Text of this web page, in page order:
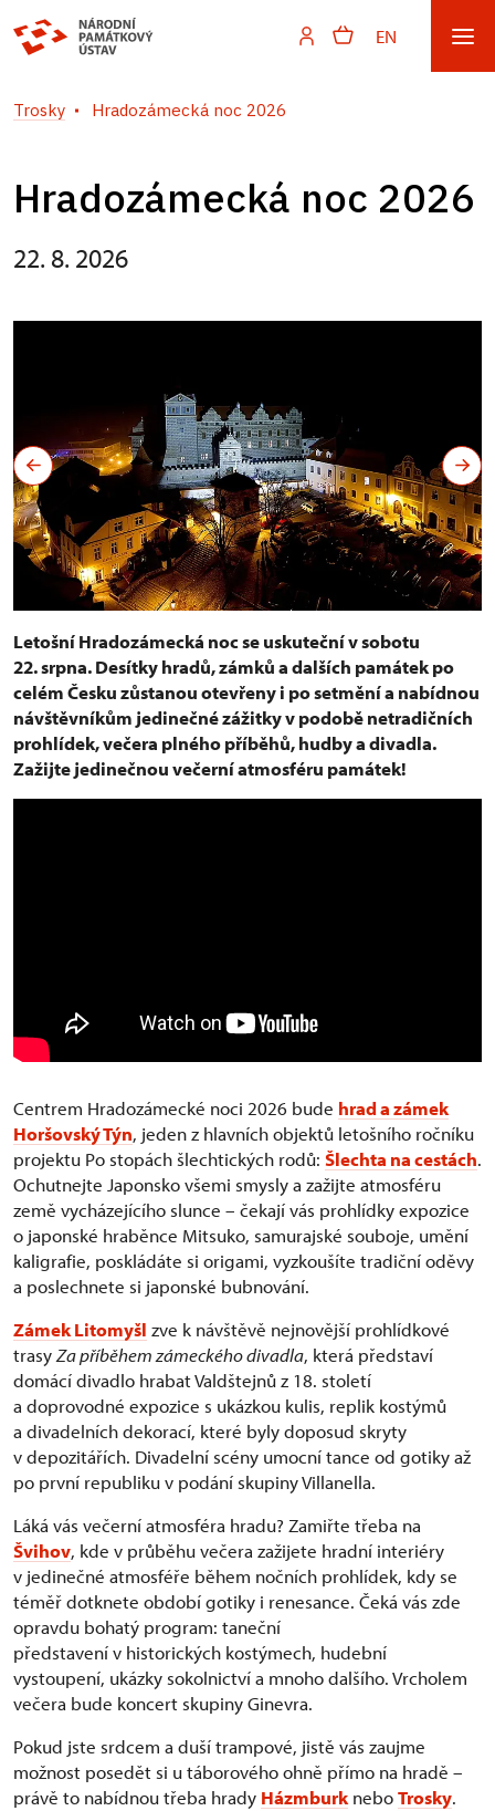
EN
Trosky Hradozámecká noc 2026
Hradozámecká noc 2026
22. 8. 2026
Letošní Hradozámecká noc se uskuteční v sobotu
22. srpna. Desítky hradů, zámků a dalších památek po
celém Česku zůstanou otevřeny i po setmění a nabídnou
návštěvníkům jedinečné zážitky v podobě netradičních
prohlídek, večera plného příběhů, hudby a divadla.
Zažijte jedinečnou večerní atmosféru památek!
Centrem Hradozámecké noci 2026 bude hrad a zámek
Horšovský Týn, jeden z hlavních objektů letošního ročníku
projektu Po stopách šlechtických rodů: Šlechta na cestách.
Ochutnejte Japonsko všemi smysly a zažijte atmosféru
země vycházejícího slunce – čekají vás prohlídky expozice
o japonské hraběnce Mitsuko, samurajské souboje, umění
kaligrafie, poskládáte si origami, vyzkoušíte tradiční oděvy
a poslechnete si japonské bubnování.
Zámek Litomyšl zve k návštěvě nejnovější prohlídkové
trasyZa příběhem zámeckého divadla, která představí
domácí divadlo hrabat Valdštejnů z 18. století
a doprovodné expozice s ukázkou kulis, replik kostýmů
a divadelních dekorací, které byly doposud skryty
v depozitářích. Divadelní scény umocní tance od gotiky až
po první republiku v podání skupiny Villanella.
Láká vás večerní atmosféra hradu? Zamiřte třeba na
Švihov, kde v průběhu večera zažijete hradní interiéry
v jedinečné atmosféře během nočních prohlídek, kdy se
téměř dotknete období gotiky i renesance. Čeká vás zde
opravdu bohatý program: taneční
představení v historických kostýmech, hudební
vystoupení, ukázky sokolnictví a mnoho dalšího. Vrcholem
večera bude koncert skupiny Ginevra.
Pokud jste srdcem a duší trampové, jistě vás zaujme
možnost posedět si u táborového ohně přímo na hradě –
právě to nabídnou třeba hrady Házmburk neboTrosky.